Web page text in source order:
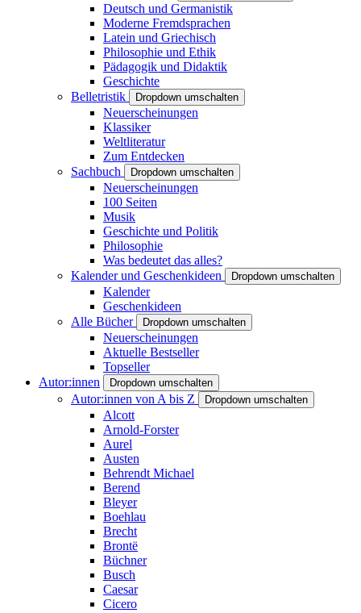
Deutsch und Germanistik
Moderne Fremdsprachen
Latein und Griechisch
Philosophie und Ethik
Pädagogik und Didaktik
Geschichte
Belletristik
Dropdown umschalten
Neuerscheinungen
Klassiker
Weltliteratur
Zum Entdecken
Sachbuch
Dropdown umschalten
Neuerscheinungen
100 Seiten
Musik
Geschichte und Politik
Philosophie
Was bedeutet das alles?
Kalender und Geschenkideen
Dropdown umschalten
Kalender
Geschenkideen
Alle Bücher
Dropdown umschalten
Neuerscheinungen
Aktuelle Bestseller
Topseller
Autor:innen
Dropdown umschalten
Autor:innen von A bis Z Dropdown umschalten
Alcott
Arnold-Forster
Aurel
Austen
Behrendt Michael
Berend
Bleyer
Boehlau
Brecht
Brontë
Büchner
Busch
Caesar
Cicero